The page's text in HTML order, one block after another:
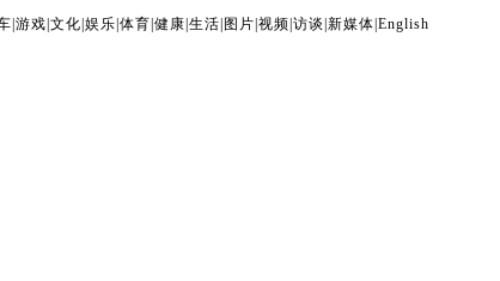
游戏 文化 娱乐 体育 健康 生活 图片 视频 访谈 新媒体 English